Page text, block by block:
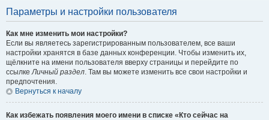
Параметры и настройки пользователя
Как мне изменить мои настройки?
Если вы являетесь зарегистрированным пользователем, все ваши
настройки хранятся в базе данных конференции. Чтобы изменить их,
щёлкните на имени пользователя вверху страницы и перейдите по
ссылкеЛичный раздел. Там вы можете изменить все свои настройки и
предпочтения.
Вернуться к началу
Как избежать появления моего имени в списке «Кто сейчас на